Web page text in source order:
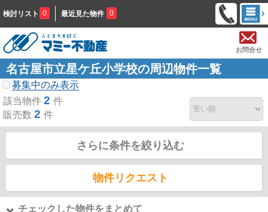
検討リスト 0 最近見た物件 0
お問合せ
名古屋市立星ケ丘小学校の周辺物件一覧
募集中のみ表示
該当物件 2 件
販売数 2 件
さらに条件を絞り込む
物件リクエスト
チェックした物件をまとめて